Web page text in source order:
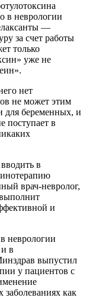
в неврологии
—
за счет работы
только
уже не
нет
не может этим
для беременных, и
поступает в
в
врач-невролог,
и
неврологии
в
выпустил
у пациентов с
заболеваниях как